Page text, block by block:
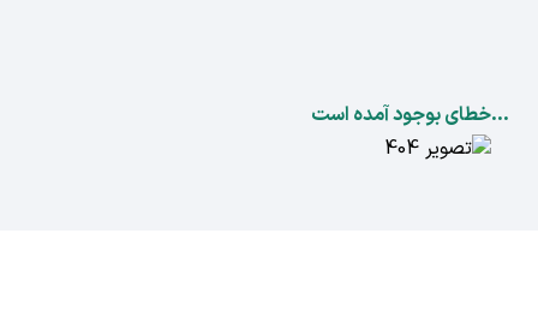
...خطای بوجود آمده است